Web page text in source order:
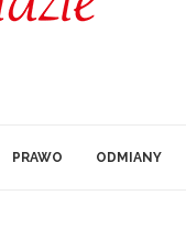
PRAWO ODMIANY